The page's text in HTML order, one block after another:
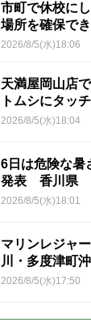
市町で休校に
場所を確保でき
2026/8/5(水)18:06
天満屋岡山店
トムシにタッ
2026/8/5(水)18:04
6日は危険な
発表 香川県
2026/8/5(水)18:01
マリンレジャ
川・多度津町沖
2026/8/5(水)17:50